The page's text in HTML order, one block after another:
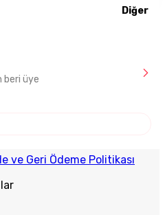
Diğer
beri üye
ve Geri Ödeme Politikası